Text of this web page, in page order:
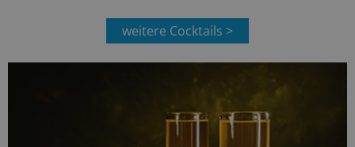
weitere Cocktails >